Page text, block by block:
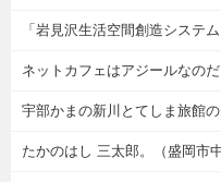
「岩見沢生活空間創造システ
宇部かまの新川とてしま旅館の
たかのはし 三太郎。（盛岡市